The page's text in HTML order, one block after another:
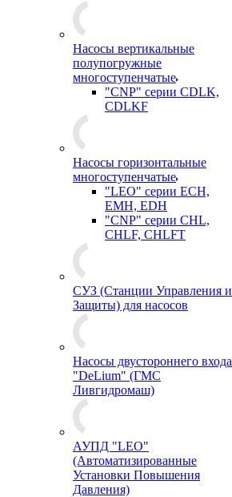
Насосы вертикальные
полупогружные
многоступенчатые
"CNP" серии CDLK,
CDLKF
Насосы горизонтальные
многоступенчатые
"LEO" серии ECH,
EMH, EDH
"CNP" серии CHL,
CHLF, CHLFT
СУЗ (Станции Управления и
Защиты) для насосов
Насосы двустороннего входа
"DeLium" (ГМС
Ливгидромаш)
АУПД "LEO"
(Автоматизированные
Установки Повышения
Давления)